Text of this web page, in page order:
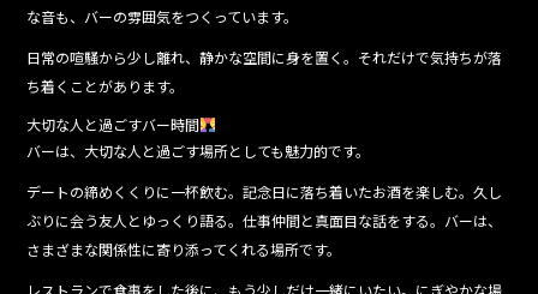
な音も、バーの雰囲気をつくっています。
日常の喧騒から少し離れ、静かな空間に身を置く。それだけで気持ちが落
ち着くことがあります。
大切な人と過ごすバー時間
バーは、大切な人と過ごす場所としても魅力的です。
デートの締めくくりに一杯飲む。記念日に落ち着いたお酒を楽しむ。久し
ぶりに会う友人とゆっくり語る。仕事仲間と真面目な話をする。バーは、
さまざまな関係性に寄り添ってくれる場所です。